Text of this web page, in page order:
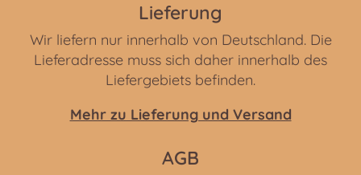
Lieferung
Wir liefern nur innerhalb von Deutschland. Die
Lieferadresse muss sich daher innerhalb des
Liefergebiets befinden.
Mehr zu Lieferung und Versand
AGB